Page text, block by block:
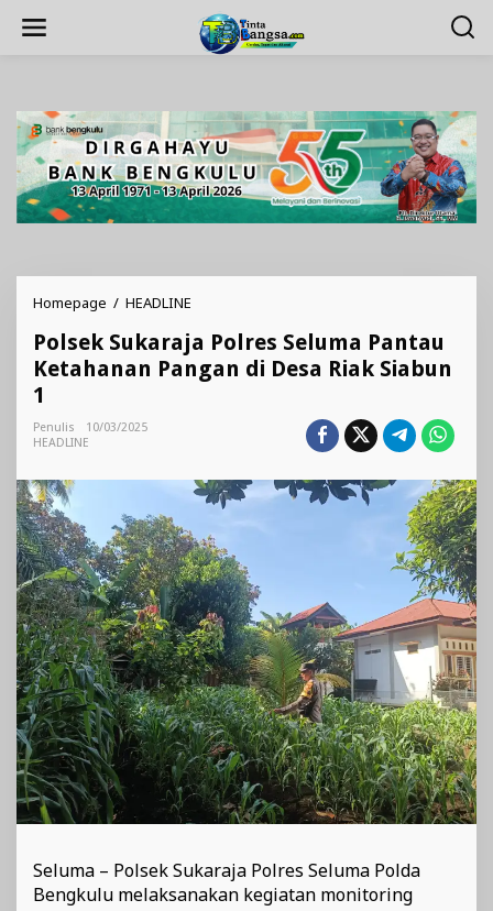
Homepage / HEADLINE
Polres
Seluma
Pantau
Riak
Siabun
Polsek Sukaraja Polres Seluma Pantau
Ketahanan Pangan di Desa Riak Siabun
1
Penulis
10/03/2025
HEADLINE
Seluma – Polsek Sukaraja Polres Seluma Polda
Bengkulu melaksanakan kegiatan monitoring